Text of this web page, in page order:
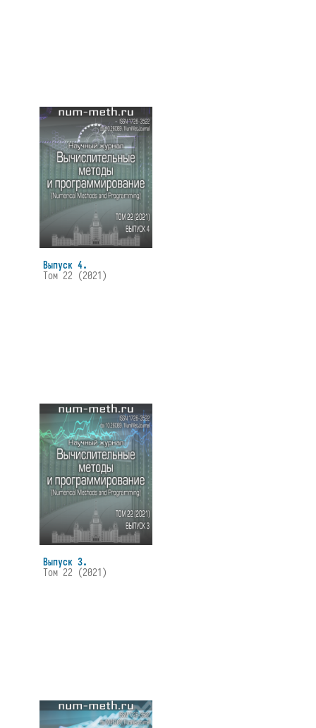
Выпуск 4.
Том 22 (2021)
Выпуск 3.
Том 22 (2021)